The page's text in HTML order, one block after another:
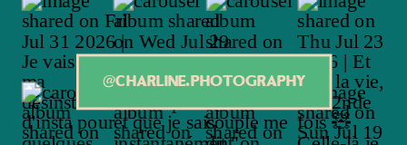
@CHARLINE.PHOTOGRAPHY